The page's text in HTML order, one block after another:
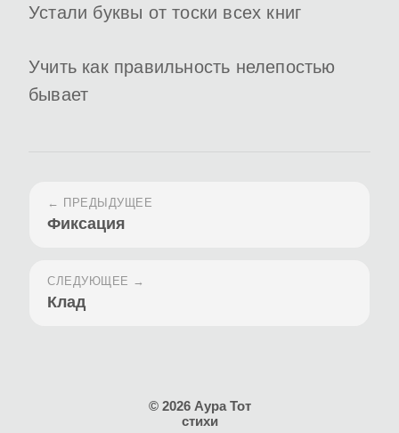
Устали буквы от тоски всех книг
Учить как правильность нелепостью
бывает
← ПРЕДЫДУЩЕЕ
Фиксация
СЛЕДУЮЩЕЕ →
Клад
© 2026 Аура Тот
стихи